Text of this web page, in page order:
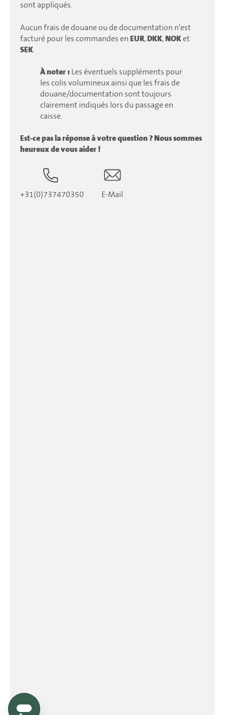
sont appliqués.
Aucun frais de douane ou de documentation n'est
facturé pour les commandes en EUR,DKK,NOKet
SEK
À noter : Les éventuels suppléments pour
les colis volumineux ainsi que les frais de
douane/documentation sont toujours
clairement indiqués lors du passage en
caisse.
Est-ce pas la réponse à votre question ? Nous sommes
heureux de vous aider !
+31(0)737470350 E-Mail